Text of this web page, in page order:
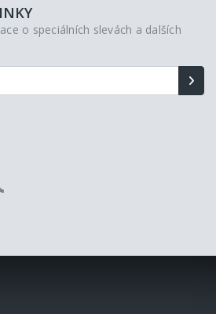
o speciálních slevách a dalších